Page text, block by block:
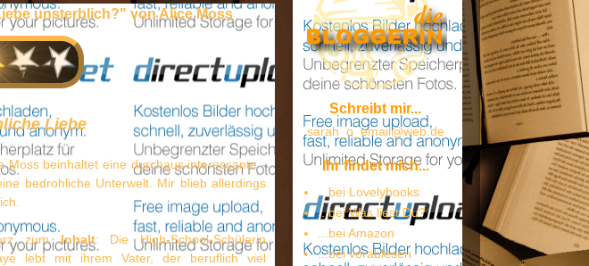
unsterblich?" von Alice Moss
Liebe
Moss beinhaltet eine durchaus interessante -
bedrohliche Unterwelt. Mir blieb allerdings
zumInhalt: Die High-School-Schülerin
lebt mit ihrem Vater, der beruflich viel
Schreibt mir...
sarah_o_email@web.de
Ihr findet mich...
...bei Lovelybooks
...bei Was liest Du?
...bei Amazon
...bei vorablesen